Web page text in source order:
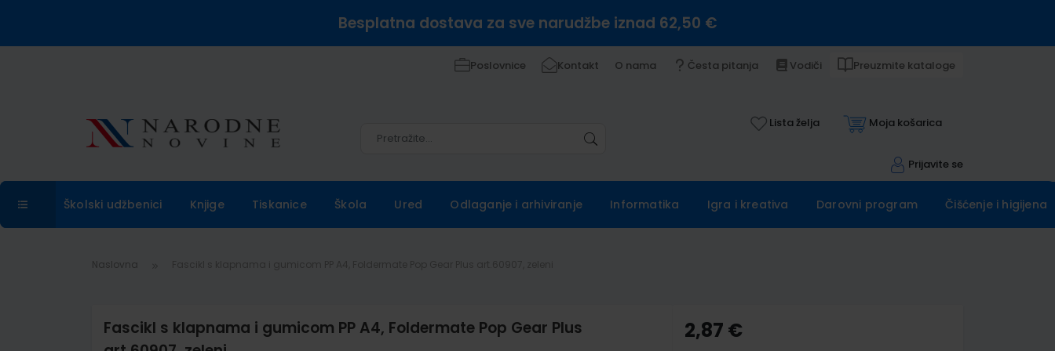
Besplatna dostava za sve narudžbe iznad 62,50 €
Poslovnice Kontakt O nama Česta pitanja Vodiči Preuzmite kataloge
Lista želja Moja košarica
Prijavite se
Školski udžbenici Knjige Tiskanice Škola Ured Odlaganje i arhiviranje Informatika Igra i kreativa Darovni program Čišćenje i higijena
Naslovna
Fascikl s klapnama i gumicom PP A4, Foldermate Pop Gear Plus
2,87 €